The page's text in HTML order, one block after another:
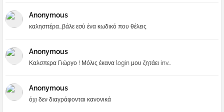
Anonymous
καλησπέρα...βάλε εσύ ένα κωδικό που θέλεις
Anonymous
Καλσπερα Γιώργο ! Μόλις έκανα login μου ζητάει inv...
Anonymous
όχι δεν διαγράφονται κανονικά